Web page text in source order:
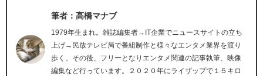
筆者：高橋マナブ
1979年生まれ。雑誌編集者→IT企業でニュースサイトの立ち
上げ→民放テレビ局で番組制作と様々なエンタメ業界を渡り
歩く。その後、フリーとなりエンタメ関連の記事執筆、映像
編集など行っています。２０２０年にライザップで１５キロ